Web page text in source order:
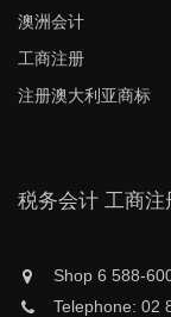
澳洲会计
工商注册
注册澳大利亚商标
税务会计 工商注
Shop 6 588-
Telephone: 02